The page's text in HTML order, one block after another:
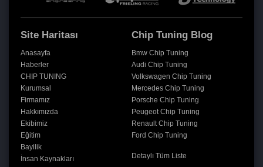
Site Haritası
Anasayfa
Haberler
CHIP TUNING
Kurumsal
Firmamız
Hakkımızda
Ekibimiz
Eğitim
Bayilik
İnsan Kaynakları
Chip Tuning Blog
Bmw Chip Tuning
Audi Chip Tuning
Volkswagen Chip Tuning
Mercedes Chip Tuning
Porsche Chip Tuning
Peugeot Chip Tuning
Renault Chip Tuning
Ford Chip Tuning
Detaylı Tüm Liste